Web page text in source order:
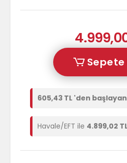
Sepete
605,43 TL 'den
Havale/EFT ile 4.899,02